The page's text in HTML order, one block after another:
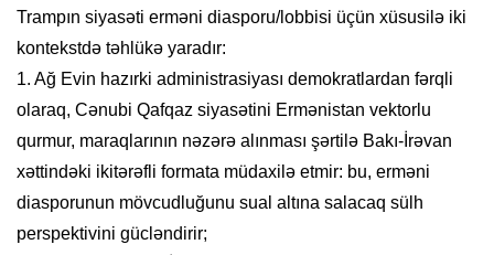
Trampın siyasəti erməni diasporu/lobbisi üçün xüsusilə iki
kontekstdə təhlükə yaradır:
1. Ağ Evin hazırki administrasiyası demokratlardan fərqli
olaraq, Cənubi Qafqaz siyasətini Ermənistan vektorlu
qurmur, maraqlarının nəzərə alınması şərtilə Bakı-İrəvan
xəttindəki ikitərəfli formata müdaxilə etmir: bu, erməni
diasporunun mövcudluğunu sual altına salacaq sülh
perspektivini gücləndirir;